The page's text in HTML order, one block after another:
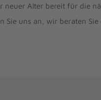
neuer Alter bereit für die
Sie uns an, wir beraten Sie